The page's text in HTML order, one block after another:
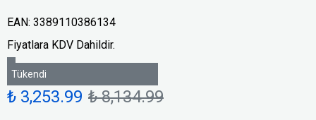
EAN: 3389110386134
Fiyatlara KDV Dahildir.
Tükendi
₺ 3,253.99 ₺ 8,134.99